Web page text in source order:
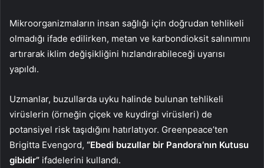
Mikroorganizmaların insan sağlığı için doğrudan tehlikeli
olmadığı ifade edilirken, metan ve karbondioksit salınımını
artırarak iklim değişikliğini hızlandırabileceği uyarısı
yapıldı.
Uzmanlar, buzullarda uyku halinde bulunan tehlikeli
virüslerin (örneğin çiçek ve kuydirgi virüsleri) de
potansiyel risk taşıdığını hatırlatıyor. Greenpeace’ten
Brigitta Evengord, “Ebedi buzullar bir Pandora’nın Kutusu
gibidir” ifadelerini kullandı.